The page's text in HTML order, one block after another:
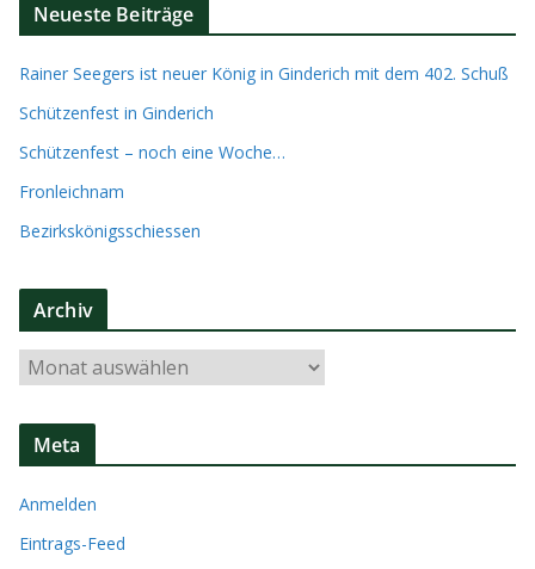
Neueste Beiträge
Rainer Seegers ist neuer König in Ginderich mit dem 402. Schuß
Schützenfest in Ginderich
Schützenfest – noch eine Woche…
Fronleichnam
Bezirkskönigsschiessen
Archiv
r
c
v
Meta
Anmelden
Eintrags-Feed